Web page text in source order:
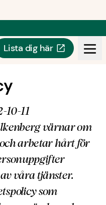
Lista dig här
10-11
värnar om
arbetar hårt för
våra tjänster.
som